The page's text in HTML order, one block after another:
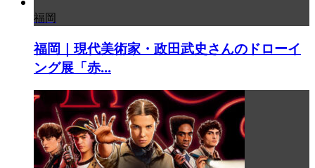
福岡
福岡｜現代美術家・政田武史さんのドローイ
ング展「赤...